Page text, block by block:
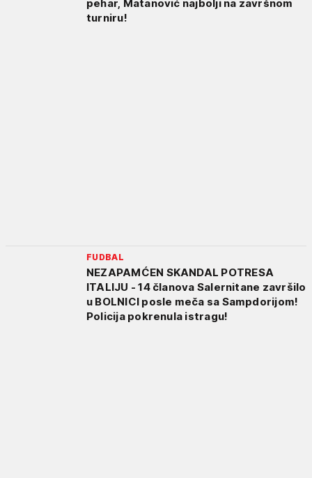
pehar, Matanović najbolji na završnom
turniru!
FUDBAL
NEZAPAMĆEN SKANDAL POTRESA
ITALIJU - 14 članova Salernitane završilo
u BOLNICI posle meča sa Sampdorijom!
Policija pokrenula istragu!